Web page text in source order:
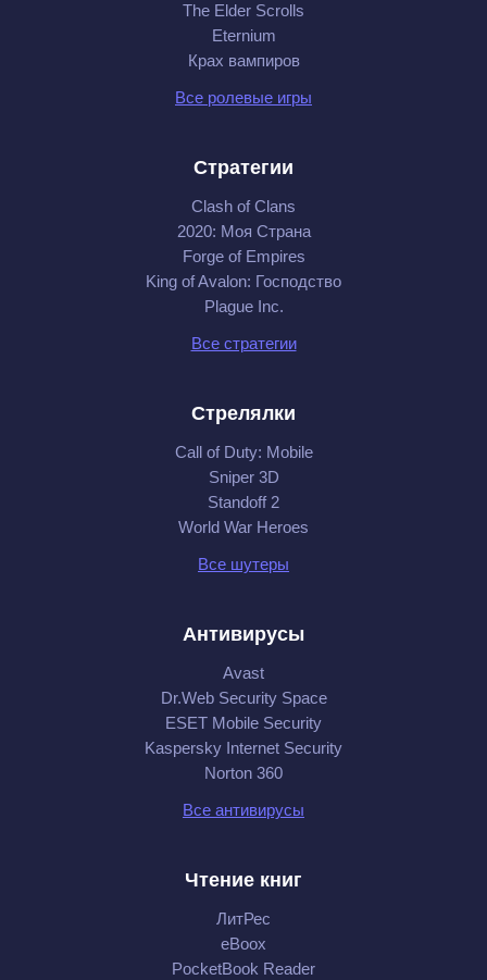
The Elder Scrolls
Eternium
Крах вампиров
Все ролевые игры
Стратегии
Clash of Clans
2020: Моя Cтрана
Forge of Empires
King of Avalon: Господство
Plague Inc.
Все стратегии
Стрелялки
Call of Duty: Mobile
Sniper 3D
Standoff 2
World War Heroes
Все шутеры
Антивирусы
Avast
Dr.Web Security Space
ESET Mobile Security
Kaspersky Internet Security
Norton 360
Все антивирусы
Чтение книг
ЛитРес
eBoox
PocketBook Reader